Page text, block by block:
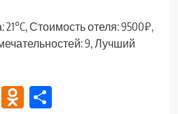
Стоимость отеля: 9500₽,
9, Лучший
TelegramOdnoklassniki